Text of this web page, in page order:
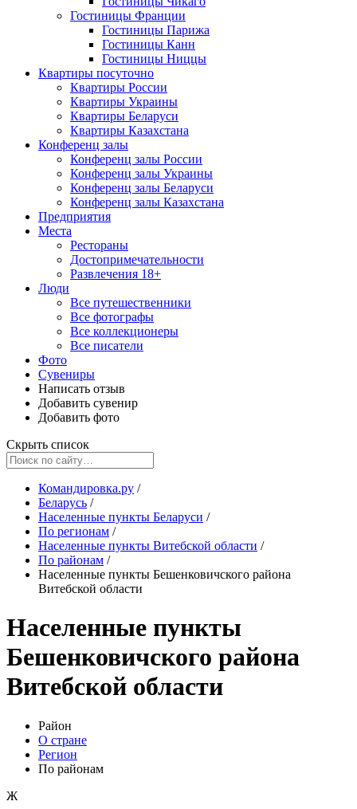
Гостиницы Франции
Гостиницы Парижа
Гостиницы Канн
Гостиницы Ниццы
Квартиры посуточно
Квартиры России
Квартиры Украины
Квартиры Беларуси
Квартиры Казахстана
Конференц залы
Конференц залы России
Конференц залы Украины
Конференц залы Беларуси
Конференц залы Казахстана
Предприятия
Места
Рестораны
Достопримечательности
Развлечения 18+
Люди
Все путешественники
Все фотографы
Все коллекционеры
Все писатели
Фото
Сувениры
Написать отзыв
Добавить сувенир
Добавить фото
Скрыть список
Командировка.ру /
Беларусь /
Населенные пункты Беларуси /
По регионам /
Населенные пункты Витебской области /
По районам /
Населенные пункты Бешенковичского района
Витебской области
Населенные пункты
Бешенковичского района
Витебской области
Район
О стране
Регион
По районам
Ж